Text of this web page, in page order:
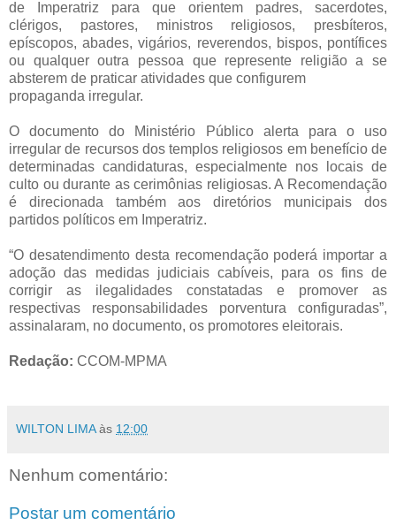
de Imperatriz para que orientem padres, sacerdotes,
clérigos, pastores, ministros religiosos, presbíteros,
epíscopos, abades, vigários, reverendos, bispos, pontífices
ou qualquer outra pessoa que represente religião a se
absterem de praticar atividades que configurem
propaganda irregular.
O documento do Ministério Público alerta para o uso
irregular de recursos dos templos religiosos em benefício de
determinadas candidaturas, especialmente nos locais de
culto ou durante as cerimônias religiosas. A Recomendação
é direcionada também aos diretórios municipais dos
partidos políticos em Imperatriz.
“O desatendimento desta recomendação poderá importar a
adoção das medidas judiciais cabíveis, para os fins de
corrigir as ilegalidades constatadas e promover as
respectivas responsabilidades porventura configuradas”,
assinalaram, no documento, os promotores eleitorais.
Redação: CCOM-MPMA
WILTON LIMA às 12:00
Nenhum comentário:
Postar um comentário